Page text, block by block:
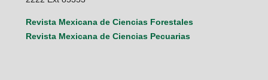
Revista Mexicana de Ciencias Forestales
Revista Mexicana de Ciencias Pecuarias